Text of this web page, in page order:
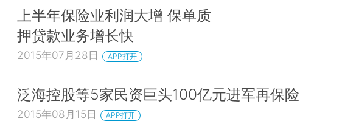
上半年保险业利润大增 保单质
押贷款业务增长快
2015年07月28日 APP打开
泛海控股等5家民资巨头100亿元进军再保险
2015年08月15日 APP打开